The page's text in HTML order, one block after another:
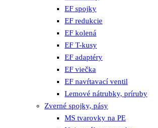
EF spojky
EF redukcie
EF kolená
EF T-kusy
EF adaptéry
EF viečka
EF navŕtavací ventil
Lemové nátrubky, príruby
Zverné spojky, pásy
MS tvarovky na PE